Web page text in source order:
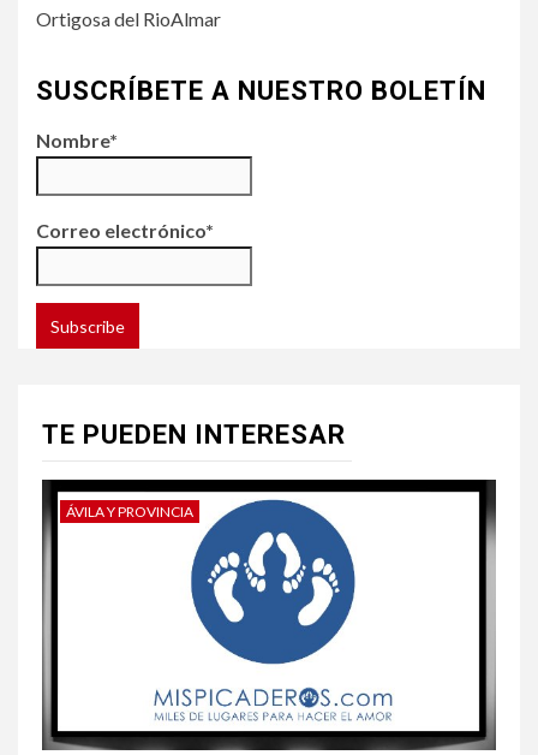
Ortigosa del RioAlmar
SUSCRÍBETE A NUESTRO BOLETÍN
Nombre*
Correo electrónico*
TE PUEDEN INTERESAR
ÁVILA Y PROVINCIA